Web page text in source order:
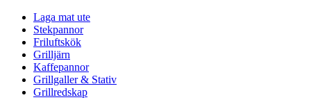
Laga mat ute
Stekpannor
Friluftskök
Grilljärn
Kaffepannor
Grillgaller & Stativ
Grillredskap